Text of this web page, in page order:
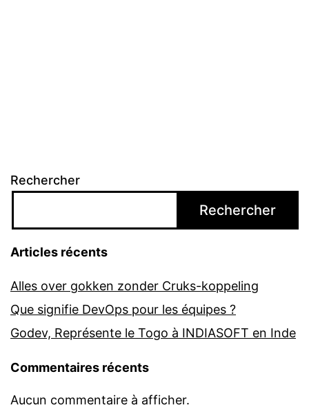
Rechercher
Rechercher
Articles récents
Alles over gokken zonder Cruks-koppeling
Que signifie DevOps pour les équipes ?
Godev, Représente le Togo à INDIASOFT en Inde
Commentaires récents
Aucun commentaire à afficher.